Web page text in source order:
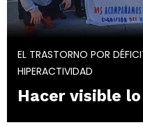
EL TRASTORNO POR
HIPERACTIVIDAD
Hacer visible